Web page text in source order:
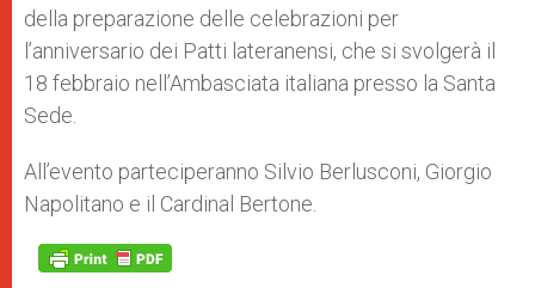
della preparazione delle celebrazioni per
l’anniversario dei Patti lateranensi, che si svolgerà il
18 febbraio nell’Ambasciata italiana presso la Santa
Sede.
All’evento parteciperanno Silvio Berlusconi, Giorgio
Napolitano e il Cardinal Bertone.